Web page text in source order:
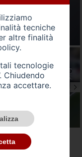
tecniche
altre finalità
.
tecnologie
Chiudendo
accettare.